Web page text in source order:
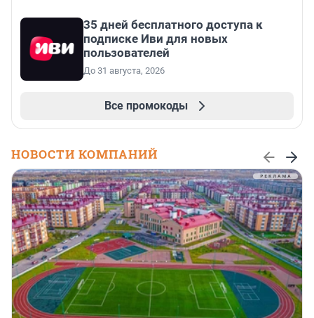
35 дней бесплатного доступа к
подписке Иви для новых
пользователей
До 31 августа, 2026
Все промокоды
НОВОСТИ КОМПАНИЙ